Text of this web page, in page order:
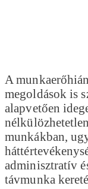
A
megoldások is
alapvetően
munkákban,
adminisztratív
távmunka